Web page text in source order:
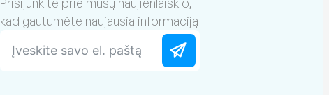
kad gautumėte naujausią informaciją